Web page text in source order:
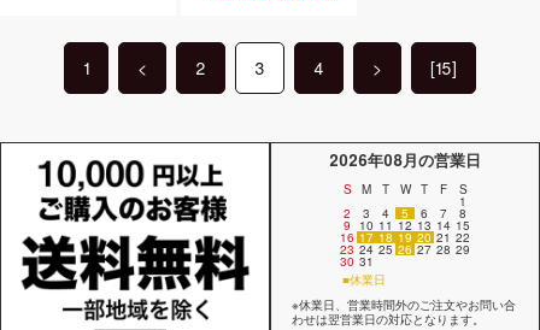
1 < 2 3 4 > [15]
2026年08月の営業日
S M T W T F S
1
2 3 4 5 6 7 8
9 10 11 12 13 14 15
16 17 18 19 20 21 22
23 24 25 26 27 28 29
30 31
■休業日
※休業日、営業時間外のご注文やお問い合
わせは翌営業日の対応となります。